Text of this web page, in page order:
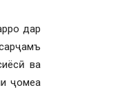
дар
ва
ҷомеа